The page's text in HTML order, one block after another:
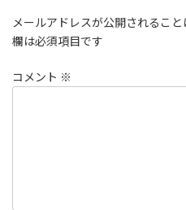
メールアドレスが公開されること
欄は必須項目です
コメント ※